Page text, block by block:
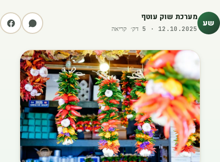
שע מערכת שוק עוטף
12.10.2025
·
5 דק׳ קריאה